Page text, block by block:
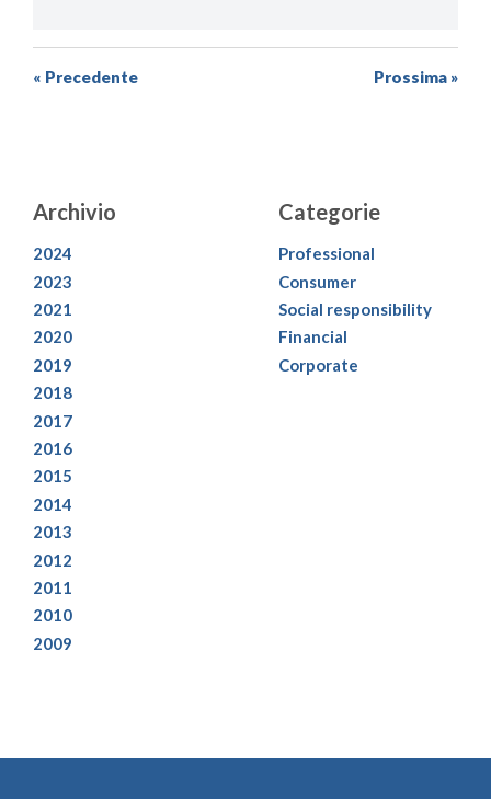
« Precedente Prossima »
Archivio
2024
2023
2021
2020
2019
2018
2017
2016
2015
2014
2013
2012
2011
2010
2009
Categorie
Professional
Consumer
Social responsibility
Financial
Corporate